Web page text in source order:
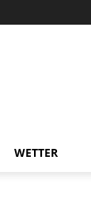
WETTER